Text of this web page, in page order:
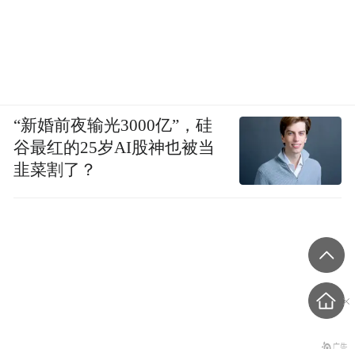
“新婚前夜输光3000亿”，硅
谷最红的25岁AI股神也被当
韭菜割了？